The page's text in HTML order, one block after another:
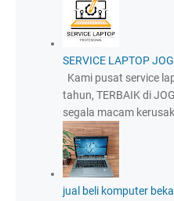
SERVICE LAPTOP
Kami pusat service
tahun, TERBAIK di
segala macam
jual beli komputer